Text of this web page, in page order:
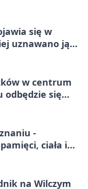
się w
uznawano ją
w centrum
odbędzie się
-
ciała i
na Wilczym